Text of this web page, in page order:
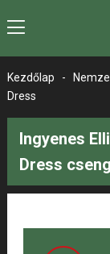
Kezdőlap -
Dress
Ingyenes
Dress